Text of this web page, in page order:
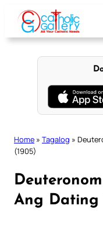
content
Home » Tagalog »
(1905)
Ang Dating